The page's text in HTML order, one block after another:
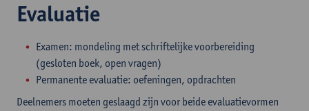
Evaluatie
Examen: mondeling met schriftelijke voorbereiding
(gesloten boek, open vragen)
Permanente evaluatie: oefeningen, opdrachten
Deelnemers moeten geslaagd zijn voor beide evaluatievormen